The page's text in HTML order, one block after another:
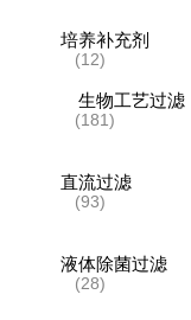
培养补充剂
(12)
生物工艺过滤
(181)
直流过滤
(93)
液体除菌过滤
(28)